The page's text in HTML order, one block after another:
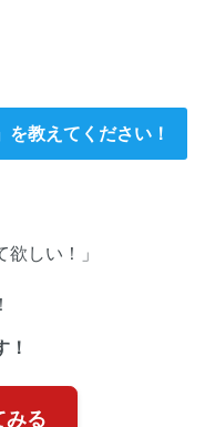
教えてください！
欲しい！」
！
みる